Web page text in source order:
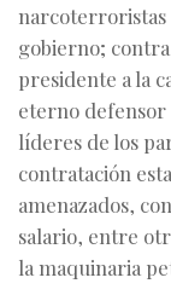
narcoterroristas
gobierno;
presidente a la
eterno defensor
líderes de los
contratación
amenazados,
salario, entre
la maquinaria